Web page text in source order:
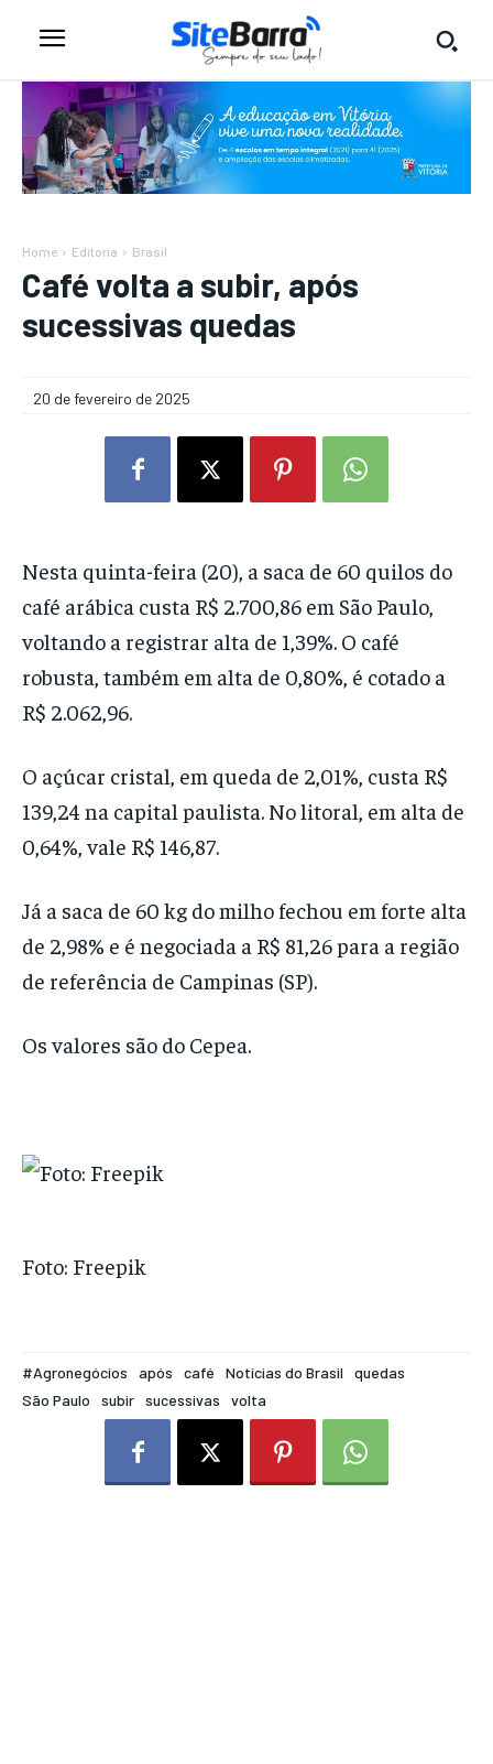
Home Editoria Brasil
Café volta a subir, após
sucessivas quedas
20 de fevereiro de 2025
Nesta quinta-feira (20), a saca de 60 quilos do
café arábica custa R$ 2.700,86 em São Paulo,
voltando a registrar alta de 1,39%. O café
robusta, também em alta de 0,80%, é cotado a
R$ 2.062,96.
O açúcar cristal, em queda de 2,01%, custa R$
139,24 na capital paulista. No litoral, em alta de
0,64%, vale R$ 146,87.
Já a saca de 60 kg do milho fechou em forte alta
de 2,98% e é negociada a R$ 81,26 para a região
de referência de Campinas (SP).
Os valores são do Cepea.
Foto: Freepik
#Agronegócios após café Notícias do Brasil
quedas
São Paulo
subir sucessivas volta